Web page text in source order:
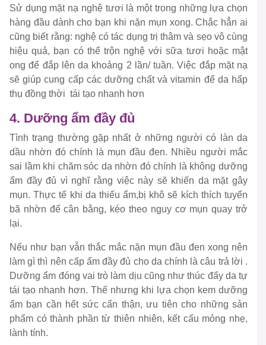
Sử dụng mặt nạ nghệ tươi là một trong những lựa chọn
hàng đầu dành cho bạn khi nặn mụn xong. Chắc hẳn ai
cũng biết rằng: nghệ có tác dụng trị thâm và sẹo vô cùng
hiệu quả, bạn có thể trộn nghệ với sữa tươi hoặc mật
ong để đắp lên da khoảng 2 lần/ tuần. Việc đắp mặt nạ
sẽ giúp cung cấp các dưỡng chất và vitamin để da hấp
thụ đồng thời tái tạo nhanh hơn
4. Dưỡng ẩm đầy đủ
Tình trạng thường gặp nhất ở những người có làn da
dầu nhờn đó chính là mụn đầu đen. Nhiều người mắc
sai lầm khi chăm sóc da nhờn đó chính là không dưỡng
ẩm đầy đủ vì nghĩ rằng việc này sẽ khiến da mặt gây
mụn. Thực tế khi da thiếu ẩm,bị khô sẽ kích thích tuyến
bã nhờn để cân bằng, kéo theo nguy cơ mụn quay trở
lại.
Nếu như bạn vẫn thắc mắc nặn mụn đầu đen xong nên
làm gì thì nên cấp ẩm đầy đủ cho da chính là câu trả lời .
Dưỡng ẩm đóng vai trò làm dịu cũng như thúc đẩy da tự
tái tạo nhanh hơn. Thế nhưng khi lựa chọn kem dưỡng
ẩm bạn cần hết sức cẩn thận, ưu tiên cho những sản
phẩm có thành phần từ thiên nhiên, kết cấu mỏng nhẹ,
lành tính.